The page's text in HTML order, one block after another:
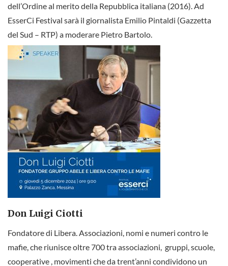
dell’Ordine al merito della Repubblica italiana (2016). Ad
EsserCi Festival sarà il giornalista Emilio Pintaldi (Gazzetta
del Sud – RTP) a moderare Pietro Bartolo.
Don Luigi Ciotti
Fondatore di Libera. Associazioni, nomi e numeri contro le
mafie, che riunisce oltre 700 tra associazioni, gruppi, scuole,
cooperative , movimenti che da trent’anni condividono un